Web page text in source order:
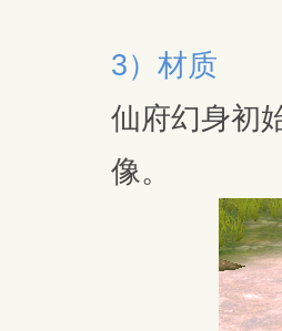
3）材质
仙府幻身初
像。